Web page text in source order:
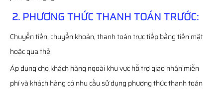
2. PHƯƠNG THỨC THANH TOÁN TRƯỚC:
Chuyển tiền, chuyển khoản, thanh toán trực tiếp bằng tiền mặt
hoặc qua thẻ.
Áp dụng cho khách hàng ngoài khu vực hỗ trợ giao nhận miễn
phí và khách hàng có nhu cầu sử dụng phương thức thanh toán